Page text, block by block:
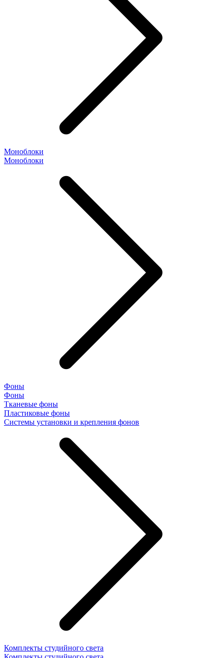
Моноблоки
Моноблоки
Фоны
Фоны
Тканевые фоны
Пластиковые фоны
Системы установки и крепления фонов
Комплекты студийного света